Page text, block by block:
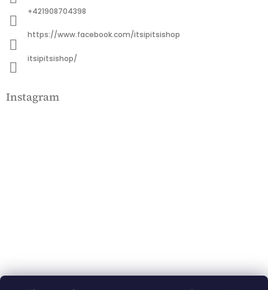
+421908704398
https://www.facebook.com/itsipitsishop
itsipitsishop/
Instagram